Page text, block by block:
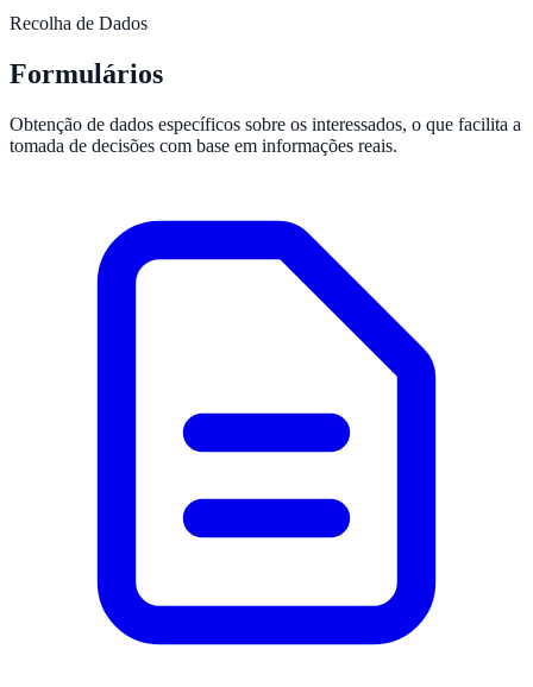
Recolha de Dados
Formulários
Obtenção de dados específicos sobre os interessados, o que facilita a
tomada de decisões com base em informações reais.